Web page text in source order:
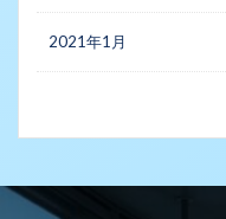
2021年1月